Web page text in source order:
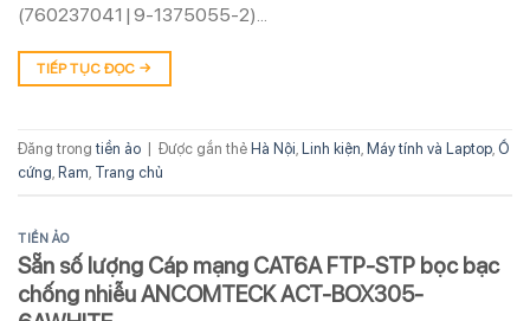
(760237041 | 9-1375055-2)…
TIẾP TỤC ĐỌC →
Đăng trong tiền ảo Được gắn thẻ Hà Nội, Linh kiện, Máy tính và Laptop, Ổ
cứng, Ram, Trang chủ
TIỀN ẢO
Sẵn số lượng Cáp mạng CAT6A FTP-STP bọc bạc
chống nhiễu ANCOMTECK ACT-BOX305-